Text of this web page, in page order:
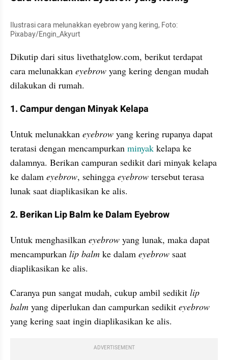
Ilustrasi cara melunakkan eyebrow yang kering, Foto:
Pixabay/Engin_Akyurt
Dikutip dari situs livethatglow.com, berikut terdapat
cara melunakkan eyebrow yang kering dengan mudah
dilakukan di rumah.
1. Campur dengan Minyak Kelapa
Untuk melunakkan eyebrow yang kering rupanya dapat
teratasi dengan mencampurkan minyak kelapa ke
dalamnya. Berikan campuran sedikit dari minyak kelapa
ke dalam eyebrow, sehingga eyebrow tersebut terasa
lunak saat diaplikasikan ke alis.
2. Berikan Lip Balm ke Dalam Eyebrow
Untuk menghasilkan eyebrow yang lunak, maka dapat
mencampurkan lip balm ke dalam eyebrow saat
diaplikasikan ke alis.
Caranya pun sangat mudah, cukup ambil sedikit lip
balm yang diperlukan dan campurkan sedikit
yang kering saat ingin diaplikasikan ke alis.
ADVERTISEMENT